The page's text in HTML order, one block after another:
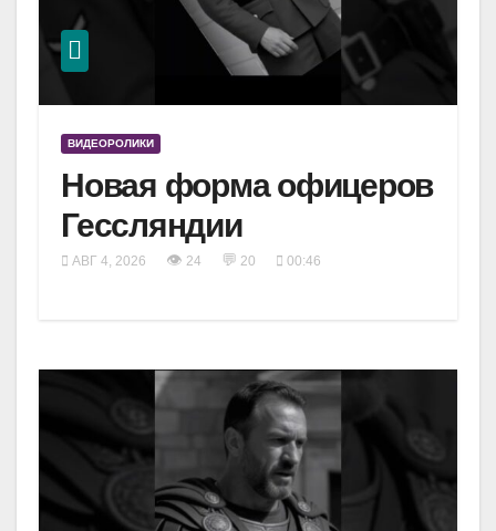
ВИДЕОРОЛИКИ
Новая форма офицеров
Гессляндии
АВГ 4, 2026 👁 24 💬 20 00:46